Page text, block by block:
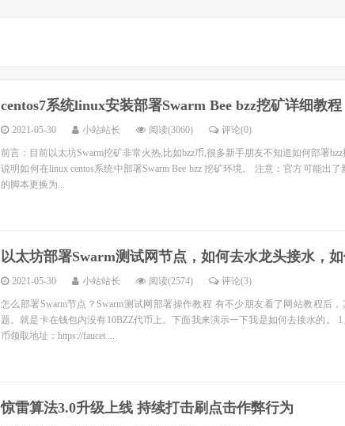
centos7系统linux安装部署Swarm Bee bzz挖矿详细教程
2021-05-30 小站站长 阅读(3060) 评论(0)
前言：目前以太坊Swarm挖矿非常火热,比如bzz币,很多新手朋友不知道如何部署
说明如何在linux centos系统中部署Swarm Bee bzz 挖矿环境。 注意：官方可能出
的脚本更换为...
以太坊部署Swarm测试网节点，如何去水龙头接水，
2021-05-30 小站站长 阅读(2574) 评论(3)
怎么部署Swarm节点？Swarm测试网部署操作教程 有不少朋友看了网站教程后
题。就是卡在钱包内没有10BZZ代币上。下面我来演示一下我是如何去接水的。
币领取地址：https://faucet....
惊雷算法3.0升级上线 持续打击刷点击作弊行为